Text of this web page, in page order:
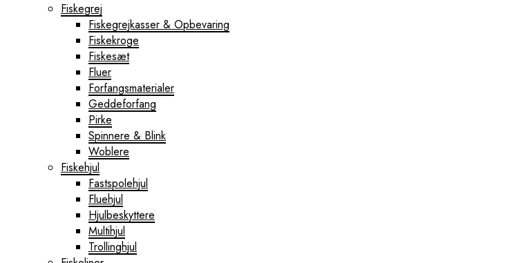
Fiskegrej
Fiskegrejkasser & Opbevaring
Fiskekroge
Fiskesæt
Fluer
Forfangsmaterialer
Geddeforfang
Pirke
Spinnere & Blink
Woblere
Fiskehjul
Fastspolehjul
Fluehjul
Hjulbeskyttere
Multihjul
Trollinghjul